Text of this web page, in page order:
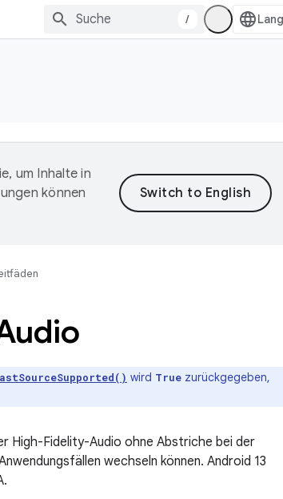
/
um Inhalte in
können
wird True zurückgegeben,
High-Fidelity-Audio ohne Abstriche bei der
wechseln können. Android 13